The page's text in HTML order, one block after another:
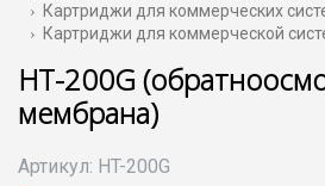
Картриджи для коммерческих
Картриджи для коммерческой
HT-200G
мембрана)
Артикул: HT-200G